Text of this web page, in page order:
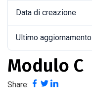
Data di creazione
Ultimo aggiornamento
Modulo C
Share: